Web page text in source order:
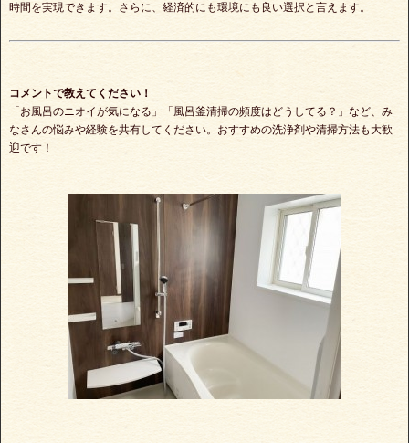
時間を実現できます。さらに、経済的にも環境にも良い選択と言えます。
コメントで教えてください！
「お風呂のニオイが気になる」「風呂釜清掃の頻度はどうしてる？」など、み
なさんの悩みや経験を共有してください。おすすめの洗浄剤や清掃方法も大歓
迎です！